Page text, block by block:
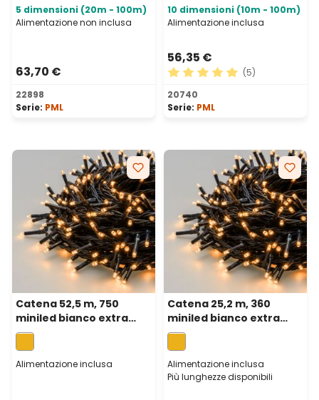
5 dimensioni (20m - 100m)
Alimentazione non inclusa
63,70 €
22898
Serie: PML
10 dimensioni (10m - 100m)
Alimentazione inclusa
56,35 €
Valutazione media di 5 su
(5)
20740
Serie: PML
Catena 52,5 m, 750
miniled bianco extra
caldo, cavo verde
Alimentazione inclusa
Catena 25,2 m, 360
miniled bianco extra
caldo, cavo verde
Alimentazione inclusa
Più lunghezze disponibili